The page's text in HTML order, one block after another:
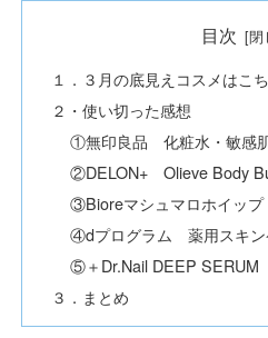
目次
１．３月の底見えコスメはこ
２・使い切った感想
①無印良品 化粧水・敏感
②DELON+ Olieve Body
③Bioreマシュマロホイッ
④dプログラム 薬用スキン
⑤＋Dr.Nail DEEP SERUM
３．まとめ